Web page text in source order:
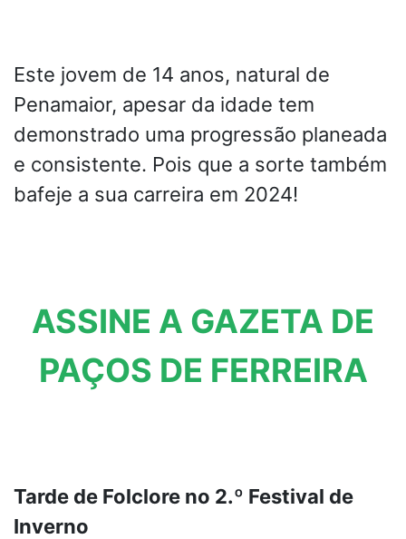
Este jovem de 14 anos, natural de
Penamaior, apesar da idade tem
demonstrado uma progressão planeada
e consistente. Pois que a sorte também
bafeje a sua carreira em 2024!
ASSINE A GAZETA DE
PAÇOS DE FERREIRA
Tarde de Folclore no 2.º Festival de
Inverno